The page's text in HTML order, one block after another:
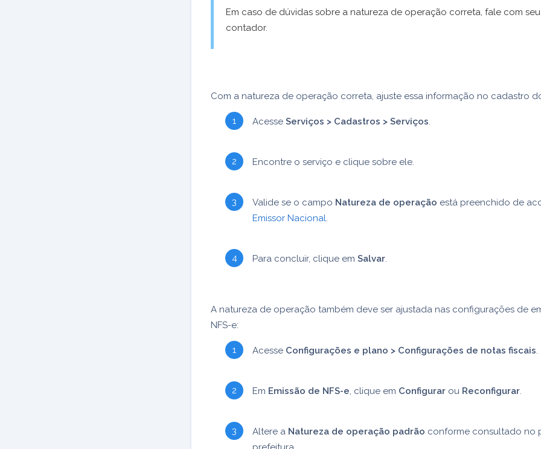
Em caso de dúvidas sobre a natureza de operação correta, fale com seu
contador.
Com a natureza de operação correta, ajuste essa informação no cadastro
Acesse Serviços > Cadastros > Serviços
Encontre o serviço e clique sobre ele.
Valide se o campo Natureza de operação está preenchido de
Emissor Nacional
Para concluir, clique em Salvar
A natureza de operação também deve ser ajustada nas configurações de
NFS-e:
Acesse Configurações e plano > Configurações de notas fiscais
Em Emissão de NFS-e , clique em Configurar ou Reconfigurar
Altere a Natureza de operação padrão conforme consultado no